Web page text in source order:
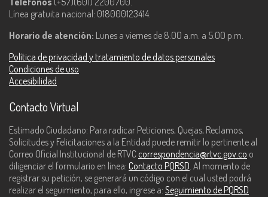
Línea gratuita nacional: 018000123414.
Horario de atención: Lunes a viernes de 8:00 a.m. a 5:00 p.m.
Política de privacidad y tratamiento de datos personales
Condiciones de uso
Accesibilidad
Contacto Virtual
Estimado Ciudadano: Para radicar Peticiones, Quejas, Reclamos,
Solicitudes y Felicitaciones a la Entidad puede remitir lo pertinente al
Correo Oficial Institucional de RTVC correspondencia@rtvc.gov.co o
diligenciar el formulario en línea: Contacto PQRSD. Al momento de
registrar su petición, se generará un código con el cual usted podrá
realizar el seguimiento, para ello, ingrese a: Seguimiento de PQRSD